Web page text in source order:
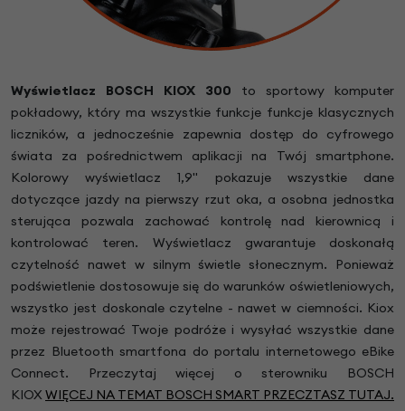
Wyświetlacz BOSCH KIOX 300 to sportowy komputer
pokładowy, który ma wszystkie funkcje funkcje klasycznych
liczników, a jednocześnie zapewnia dostęp do cyfrowego
świata za pośrednictwem aplikacji na Twój smartphone.
Kolorowy wyświetlacz 1,9" pokazuje wszystkie dane
dotyczące jazdy na pierwszy rzut oka, a osobna jednostka
sterująca pozwala zachować kontrolę nad kierownicą i
kontrolować teren. Wyświetlacz gwarantuje doskonałą
czytelność nawet w silnym świetle słonecznym. Ponieważ
podświetlenie dostosowuje się do warunków oświetleniowych,
wszystko jest doskonale czytelne - nawet w ciemności. Kiox
może rejestrować Twoje podróże i wysyłać wszystkie dane
przez Bluetooth smartfona do portalu internetowego eBike
Connect. Przeczytaj więcej o sterowniku BOSCH
KIOX WIĘCEJ NA TEMAT BOSCH SMART PRZECZTASZ TUTAJ.